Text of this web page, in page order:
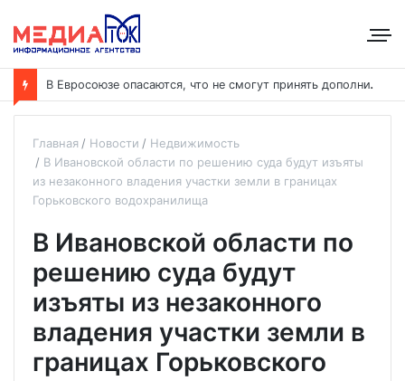
ВЕвросоюзе опасаются, что не смогут принять дополнительных участников
Главная Новости
Недвижимость
В Ивановской области по решению суда будут изъяты
из незаконного владения участки земли в границах
Горьковского водохранилища
В Ивановской области по
решению суда будут
изъяты из незаконного
владения участки земли в
границах Горьковского